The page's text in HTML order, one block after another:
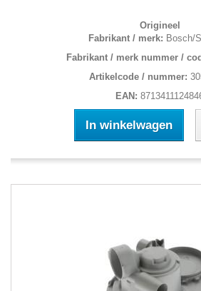
Origineel
Fabrikant / merk: Bosch/
Fabrikant / merk nummer /
Artikelcode / nummer:
EAN:
In winkelwagen